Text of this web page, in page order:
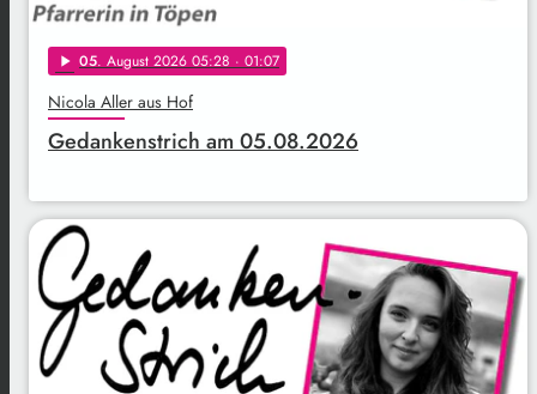
play_arrow 05. August 2026 05:28 · 01:07
Nicola Aller aus Hof
Gedankenstrich am 05.08.2026